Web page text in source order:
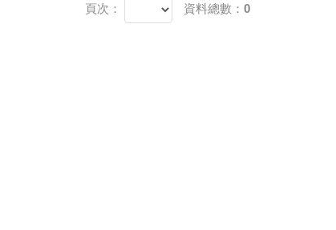
頁次： 資料總數：0